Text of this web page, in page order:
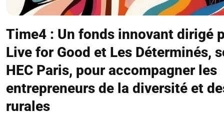
Time4 : Un fonds innovant dirigé
Live for Good et Les Déterminés,
HEC Paris, pour accompagner les
entrepreneurs de la diversité et
rurales